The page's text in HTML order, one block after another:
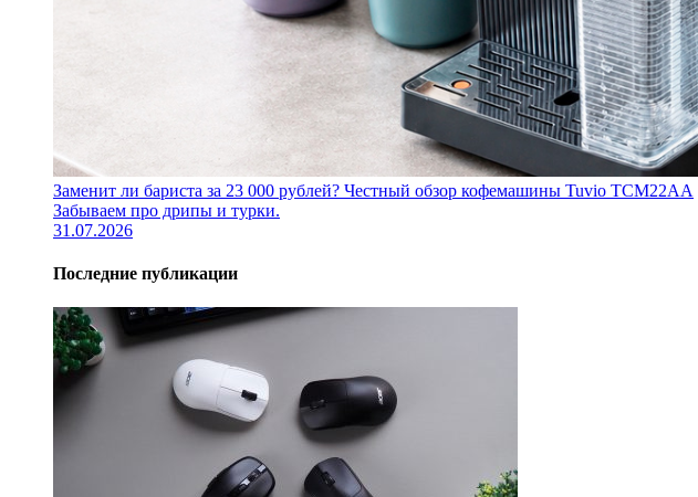
Заменит ли бариста за 23 000 рублей? Честный обзор кофемашины Tuvio TCM22AA
Забываем про дрипы и турки.
31.07.2026
Последние публикации